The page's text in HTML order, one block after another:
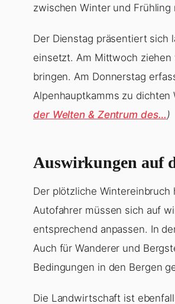
zwischen Winter und
Der Dienstag präsentiert sich
einsetzt. Am Mittwoch ziehen
bringen. Am Donnerstag
Alpenhauptkamms zu dichten
der Welten & Zentrum des…)
Auswirkungen auf
Der plötzliche
Autofahrer müssen sich auf
entsprechend anpassen. In
Auch für Wanderer und
Bedingungen in den Bergen
Die Landwirtschaft ist